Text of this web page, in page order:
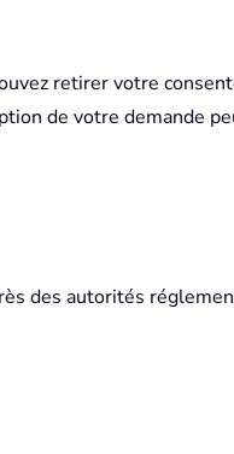
retirer votre
de votre demande
des autorités